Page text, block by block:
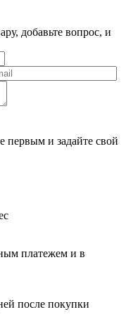
добавьте вопрос, и
первым и задайте свой
платежем и в
после покупки